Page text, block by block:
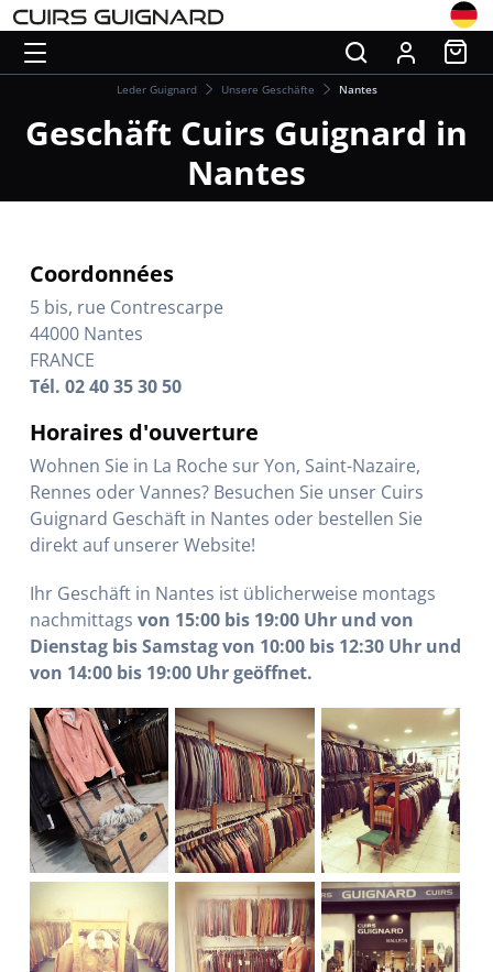
Leder Guignard Unsere Geschäfte Nantes
Geschäft Cuirs Guignard in
Nantes
Coordonnées
5 bis, rue Contrescarpe
44000 Nantes
FRANCE
Tél. 02 40 35 30 50
Horaires d'ouverture
Wohnen Sie in La Roche sur Yon, Saint-Nazaire,
Rennes oder Vannes? Besuchen Sie unser Cuirs
Guignard Geschäft in Nantes oder bestellen Sie
direkt auf unserer Website!
Ihr Geschäft in Nantes ist üblicherweise montags
nachmittags von 15:00 bis 19:00 Uhr und von
Dienstag bis Samstag von 10:00 bis 12:30 Uhr und
von 14:00 bis 19:00 Uhr geöffnet.